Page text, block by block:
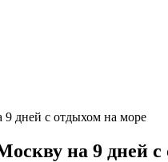
на 9 дней с